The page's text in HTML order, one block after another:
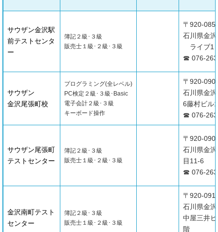
サウザン金沢駅
前テストセンタ
ー
簿記２級･３級
販売士１級･２級･３級
〒920-
石川県金
ライブ1
☎ 076-
サウザン
金沢尾張町校
プログラミング(全レベル)
PC検定２級･３級･Basic
電子会計２級･３級
キーボード操作
〒920-
石川県金
6藤村ビル
☎ 076-
サウザン尾張町
テストセンター
簿記２級･３級
販売士１級･２級･３級
〒920-
石川県金
目11-6
☎ 076-
金沢南町テスト
センター
簿記２級･３級
販売士１級･２級･３級
〒920-
石川県金
中屋三井
階